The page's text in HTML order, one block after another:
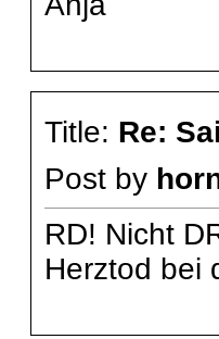
Title: Re:
Post by
RD! Nicht
Herztod bei